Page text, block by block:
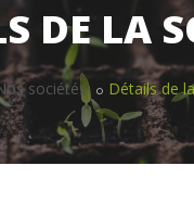
DE LA
sociétés Détails de